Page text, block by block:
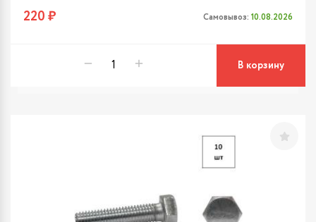
220 ₽ Самовывоз: 10.08.2026
В корзину